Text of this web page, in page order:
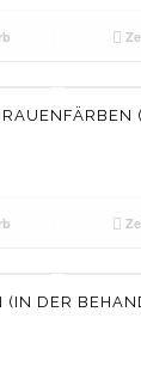
(IN DER